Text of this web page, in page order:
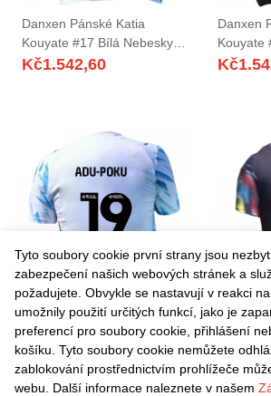
Danxen Pánské Katia
Kouyate #17 Bílá Nebesky
Modrá Domů Hráčské Dresy
Kč1.542,60
Danxen
Kouyate
Žlutá
Kč
Danxen Pánské Michael
Adu-Poku #19 Bílá Nebesky
Modrá Domů Hráčské Dresy
2025/26 Dres
Kč1.542,60
Danxen
Adu-
Žlutá
Kč
Tyto soubory cookie první strany jsou
zabezpečení našich webových stránek a
požadujete. Obvykle se nastavují v reakci
umožnily použití určitých funkcí, jako je
preferencí pro soubory cookie, přihlášení
košíku. Tyto soubory cookie nemůžete
zablokování prostřednictvím prohlížeče
webu. Další informace naleznete v našem